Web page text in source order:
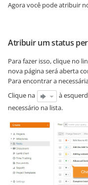
Agora você pode atribuir
Atribuir um status
Para fazer isso, clique no
nova página será aberta
Para encontrar a
Clique na
à
necessário na lista.